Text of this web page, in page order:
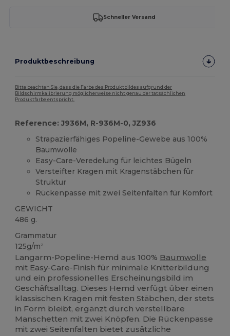
Schneller Versand
Produktbeschreibung
Bitte beachten Sie, dass die Farbe des Produktbildes aufgrund der
Bildschirmkalibrierung möglicherweise nicht genau der tatsächlichen
Produktfarbe entspricht.
Reference: J936M, R-936M-0, JZ936
Strapazierfähiges Popeline-Gewebe aus 100%
Baumwolle
Easy-Care-Veredelung für leichtes Bügeln
Versteifter Kragen mit Kragenstäbchen für
Struktur
Rückenpasse mit zwei Seitenfalten für Komfort
GEWICHT
486 g.
Grammatur
125g/m²
Langarm-Popeline-Hemd aus 100% Baumwolle
mit Easy-Care-Finish für minimale Knitterbildung
und ein professionelles Erscheinungsbild im
Geschäftsalltag. Dieses Hemd verfügt über einen
klassischen Kragen mit festen Stäbchen, der stets
in Form bleibt, ergänzt durch verstellbare
Manschetten mit zwei Knöpfen. Die Rückenpasse
mit zwei Seitenfalten bietet zusätzliche